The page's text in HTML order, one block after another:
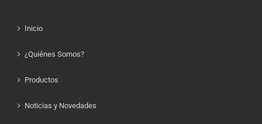
Inicio
¿Quiénes Somos?
Productos
Noticias y Novedades